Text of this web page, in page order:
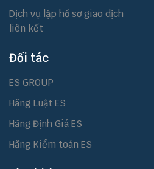
Dịch vụ lập hồ sơ giao dịch
liên kết
Đối tác
ES GROUP
Hãng Luật ES
Hãng Định Giá ES
Hãng Kiểm toán ES